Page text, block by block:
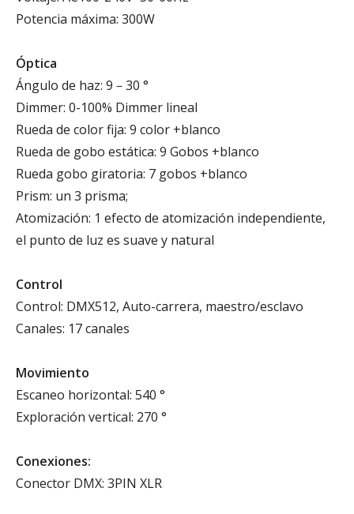
Potencia máxima: 300W
Óptica
Ángulo de haz: 9－30 °
Dimmer: 0-100% Dimmer lineal
Rueda de color fija: 9 color +blanco
Rueda de gobo estática: 9 Gobos +blanco
Rueda gobo giratoria: 7 gobos +blanco
Prism: un 3 prisma;
Atomización: 1 efecto de atomización independiente,
el punto de luz es suave y natural
Control
Control: DMX512, Auto-carrera, maestro/esclavo
Canales: 17 canales
Movimiento
Escaneo horizontal: 540 °
Exploración vertical: 270 °
Conexiones:
Conector DMX: 3PIN XLR